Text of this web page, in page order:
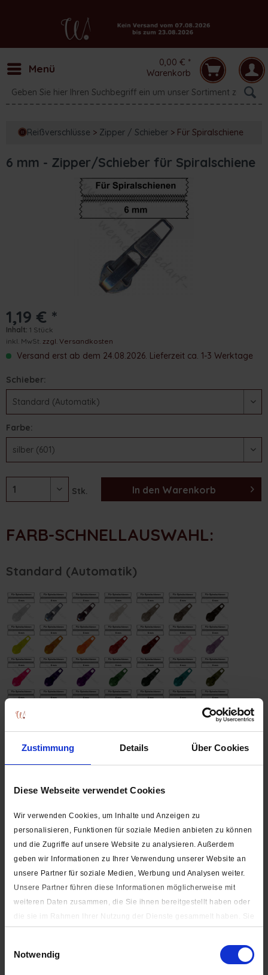
Zustimmung Details Über Cookies
Diese Webseite verwendet Cookies
Wir verwenden Cookies, um Inhalte und Anzeigen zu
personalisieren, Funktionen für soziale Medien anbieten zu können
und die Zugriffe auf unsere Website zu analysieren. Außerdem
geben wir Informationen zu Ihrer Verwendung unserer Website an
unsere Partner für soziale Medien, Werbung und Analysen weiter.
Unsere Partner führen diese Informationen möglicherweise mit
weiteren Daten zusammen, die Sie ihnen bereitgestellt haben oder
die sie im Rahmen Ihrer Nutzung der Dienste gesammelt haben. Sie
Notwendig
Menü
0,00 € *
Warenkorb
Reißverschlüsse > Zipper / Schieber > Für Spiralschiene
6 mm - Zipper/Schieber für Spiralschiene
1,19 € *
Inhalt: 1 Stück
inkl. MwSt. zzgl. Versandkosten
Versand erst ab dem 24.08.2026. Lieferzeit ca. 1-3 Werktage
Schieber:
Farbe:
Stk. In den Warenkorb
FARB-SCHNELLAUSWAHL:
Standard (Automatik)
umgekehrter Schieber (Automatik)
Metall-Zeltschieber (ohne Stopp-
Funktion)